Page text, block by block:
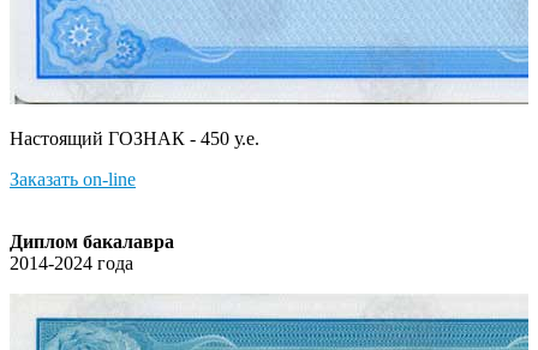
Настоящий ГОЗНАК - 450 у.е.
Заказать on-line
Диплом бакалавра
2014-2024 года